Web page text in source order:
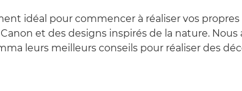
idéal pour commencer à réaliser vos
et des designs inspirés de la nature. Nous
leurs meilleurs conseils pour réaliser des